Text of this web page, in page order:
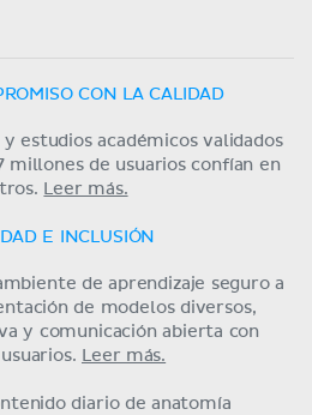
CON LA CALIDAD
estudios académicos validados
millones de usuarios confían en
Leer más.
E INCLUSIÓN
de aprendizaje seguro a
de modelos diversos,
y comunicación abierta con
Leer más.
diario de anatomía